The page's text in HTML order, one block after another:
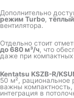
Дополнительно
режим Turbo,
вентилятора.
Отдельно стоит
до 680 м³/ч, что
даже при
Kentatsu KSZB-R/
50 м²,
важны компактность,
интеграция в